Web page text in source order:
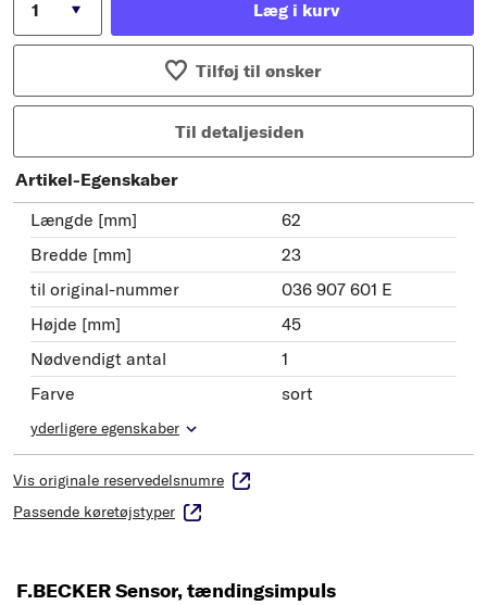
Læg i kurv
Tilføj til ønsker
Til detaljesiden
Artikel-Egenskaber
Længde [mm]
62
Bredde [mm]
23
til original-nummer
036 907 601 E
Højde [mm]
45
Nødvendigt antal
1
Farve
sort
yderligere egenskaber
Vis originale reservedelsnumre
Passende køretøjstyper
F.BECKER Sensor, tændingsimpuls